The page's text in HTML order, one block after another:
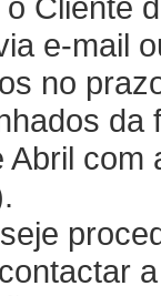
e-mail
no
da
Abril com